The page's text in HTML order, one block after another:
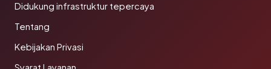
Didukung infrastruktur tepercaya
Tentang
Kebijakan Privasi